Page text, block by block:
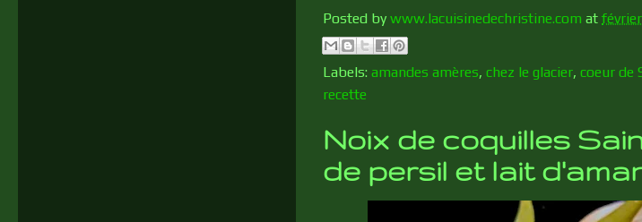
Posted by www.lacuisinedechristine.com at
Labels: amandes amères, chez le glacier, coeur de
recette
Noix de coquilles
de persil et lait